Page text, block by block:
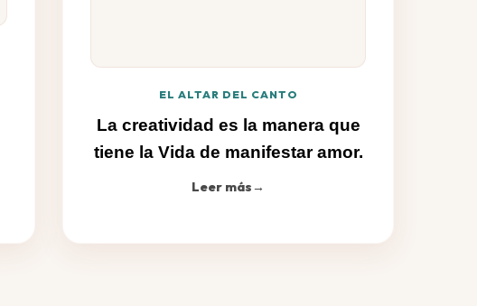
EL ALTAR DEL CANTO
La creatividad es la manera que
tiene la Vida de manifestar amor.
Leer más→